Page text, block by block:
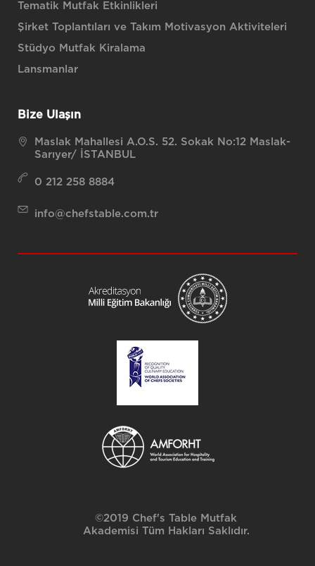
Tematik Mutfak Etkinlikleri
Şirket Toplantıları ve Takım Motivasyon Aktiviteleri
Stüdyo Mutfak Kiralama
Lansmanlar
Bize Ulaşın
Maslak Mahallesi A.O.S. 52. Sokak No:12 Maslak-
Sarıyer/ İSTANBUL
0 212 258 8884
info@chefstable.com.tr
©2019 Chef's Table Mutfak
Akademisi Tüm Hakları Saklıdır.